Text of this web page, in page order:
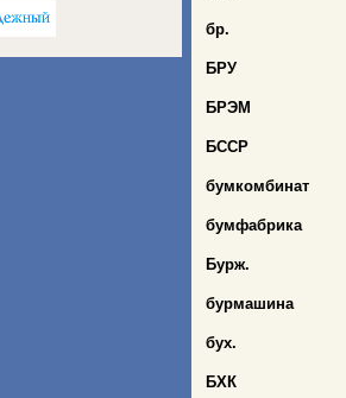
бр.
БРУ
БРЭМ
БССР
бумкомбинат
бумфабрика
Бурж.
бурмашина
бух.
БХК